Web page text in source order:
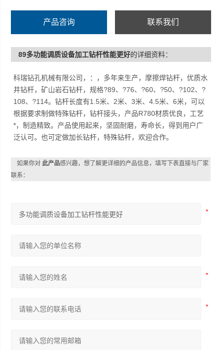
产品咨询 联系我们
89多功能调质设备加工钻杆性能更好的详细资料：
科瑞钻孔机械有限公司，：，多年来生产，摩擦焊钻杆，优质水
井钻杆，矿山岩石钻杆，规格?89、?76、?60、?50、?102、?
108、?114。钻杆长度有1.5米、2米、3米、4.5米、6米，可以
根据要求制做特殊钻杆，钻杆接头，产品R780材质优良，工艺
*，制造精致。产品使用起来，坚固耐磨，寿命长，得到用户广
泛认可。也可定做加长钻杆，特殊钻杆，欢迎合作。
如果你对此产品感兴趣，想了解更详细的产品信息，填写下表直接与厂家
联系：